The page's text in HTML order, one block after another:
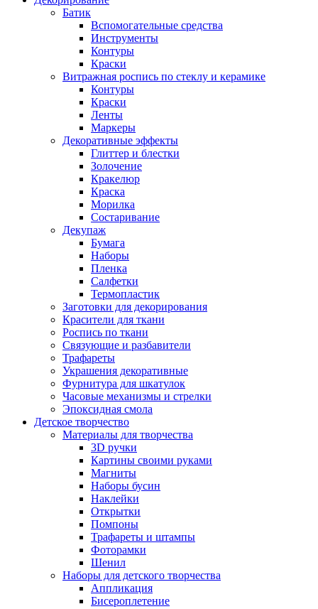
Батик
Вспомогательные средства
Инструменты
Контуры
Краски
Витражная роспись по стеклу и керамике
Контуры
Краски
Ленты
Маркеры
Декоративные эффекты
Глиттер и блестки
Золочение
Кракелюр
Краска
Морилка
Состаривание
Декупаж
Бумага
Наборы
Пленка
Салфетки
Термопластик
Заготовки для декорирования
Красители для ткани
Роспись по ткани
Связующие и разбавители
Трафареты
Украшения декоративные
Фурнитура для шкатулок
Часовые механизмы и стрелки
Эпоксидная смола
Детское творчество
Материалы для творчества
3D ручки
Картины своими руками
Магниты
Наборы бусин
Наклейки
Открытки
Помпоны
Трафареты и штампы
Фоторамки
Шенил
Наборы для детского творчества
Аппликация
Бисероплетение